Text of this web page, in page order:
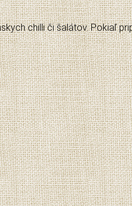
chilli či šalátov. Pokiaľ